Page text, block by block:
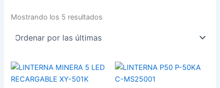
Mostrando los 5 resultados
LINTERNA
MINERA
LINTERNA
P50